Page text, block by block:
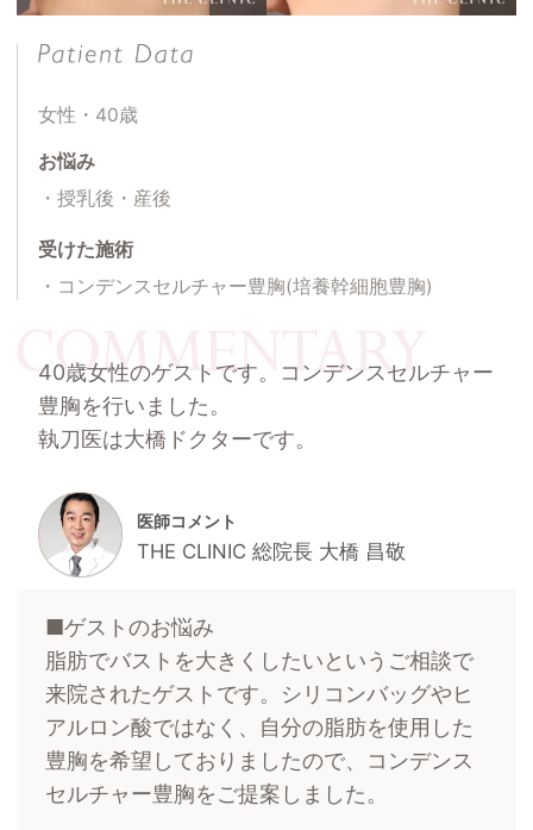
女性・40歳
お悩み
授乳後・産後
受けた施術
コンデンスセルチャー豊胸(培養幹細胞豊胸)
40歳女性のゲストです。コンデンスセルチャー
豊胸を行いました。
執刀医は大橋ドクターです。
医師コメント
THE CLINIC 総院長 大橋 昌敬
■ゲストのお悩み
脂肪でバストを大きくしたいというご相談で
来院されたゲストです。シリコンバッグやヒ
アルロン酸ではなく、自分の脂肪を使用した
豊胸を希望しておりましたので、コンデンス
セルチャー豊胸をご提案しました。